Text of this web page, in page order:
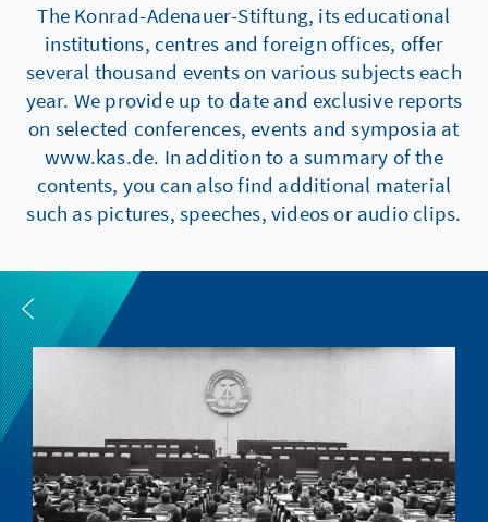
The Konrad-Adenauer-Stiftung, its educational
institutions, centres and foreign offices, offer
several thousand events on various subjects each
year. We provide up to date and exclusive reports
on selected conferences, events and symposia at
www.kas.de. In addition to a summary of the
contents, you can also find additional material
such as pictures, speeches, videos or audio clips.